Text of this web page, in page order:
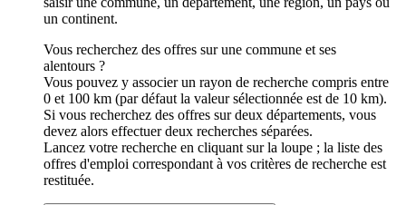
un continent.
Vous recherchez des offres sur une commune et ses
alentours ?
Vous pouvez y associer un rayon de recherche compris entre
0 et 100 km (par défaut la valeur sélectionnée est de 10 km).
Si vous recherchez des offres sur deux départements, vous
devez alors effectuer deux recherches séparées.
Lancez votre recherche en cliquant sur la loupe ; la liste des
offres d'emploi correspondant à vos critères de recherche est
restituée.